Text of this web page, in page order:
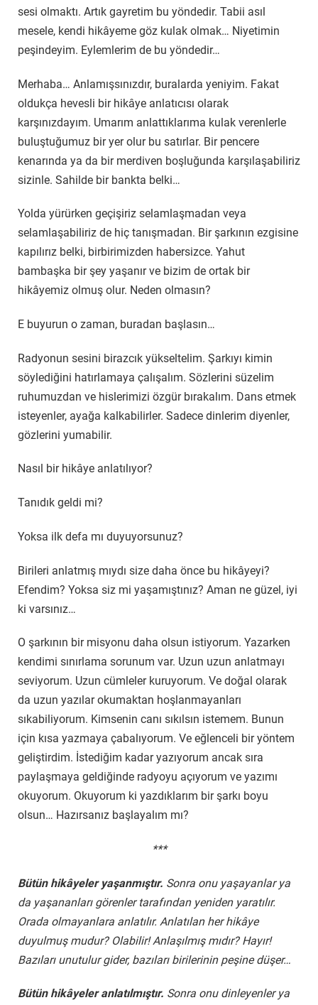
sesi olmaktı. Artık gayretim bu yöndedir. Tabii asıl
mesele, kendi hikâyeme göz kulak olmak… Niyetimin
peşindeyim. Eylemlerim de bu yöndedir…
Merhaba… Anlamışsınızdır, buralarda yeniyim. Fakat
oldukça hevesli bir hikâye anlatıcısı olarak
karşınızdayım. Umarım anlattıklarıma kulak verenlerle
buluştuğumuz bir yer olur bu satırlar. Bir pencere
kenarında ya da bir merdiven boşluğunda karşılaşabiliriz
sizinle. Sahilde bir bankta belki…
Yolda yürürken geçişiriz selamlaşmadan veya
selamlaşabiliriz de hiç tanışmadan. Bir şarkının ezgisine
kapılırız belki, birbirimizden habersizce. Yahut
bambaşka bir şey yaşanır ve bizim de ortak bir
hikâyemiz olmuş olur. Neden olmasın?
E buyurun o zaman, buradan başlasın…
Radyonun sesini birazcık yükseltelim. Şarkıyı kimin
söylediğini hatırlamaya çalışalım. Sözlerini süzelim
ruhumuzdan ve hislerimizi özgür bırakalım. Dans etmek
isteyenler, ayağa kalkabilirler. Sadece dinlerim diyenler,
gözlerini yumabilir.
Nasıl bir hikâye anlatılıyor?
Tanıdık geldi mi?
Yoksa ilk defa mı duyuyorsunuz?
Birileri anlatmış mıydı size daha önce bu hikâyeyi?
Efendim? Yoksa siz mi yaşamıştınız? Aman ne güzel, iyi
ki varsınız…
O şarkının bir misyonu daha olsun istiyorum. Yazarken
kendimi sınırlama sorunum var. Uzun uzun anlatmayı
seviyorum. Uzun cümleler kuruyorum. Ve doğal olarak
da uzun yazılar okumaktan hoşlanmayanları
sıkabiliyorum. Kimsenin canı sıkılsın istemem. Bunun
için kısa yazmaya çabalıyorum. Ve eğlenceli bir yöntem
geliştirdim. İstediğim kadar yazıyorum ancak sıra
paylaşmaya geldiğinde radyoyu açıyorum ve yazımı
okuyorum. Okuyorum ki yazdıklarım bir şarkı boyu
olsun… Hazırsanız başlayalım mı?
***
Bütün hikâyeler yaşanmıştır. Sonra onu yaşayanlar ya
da yaşananları görenler tarafından yeniden yaratılır.
Orada olmayanlara anlatılır. Anlatılan her hikâye
duyulmuş mudur? Olabilir! Anlaşılmış mıdır? Hayır!
Bazıları unutulur gider, bazıları birilerinin peşine düşer…
Bütün hikâyeler anlatılmıştır. Sonra onu dinleyenler ya